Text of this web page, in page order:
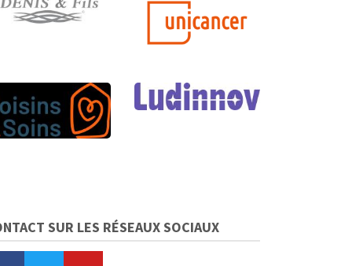
SUR LES RÉSEAUX SOCIAUX